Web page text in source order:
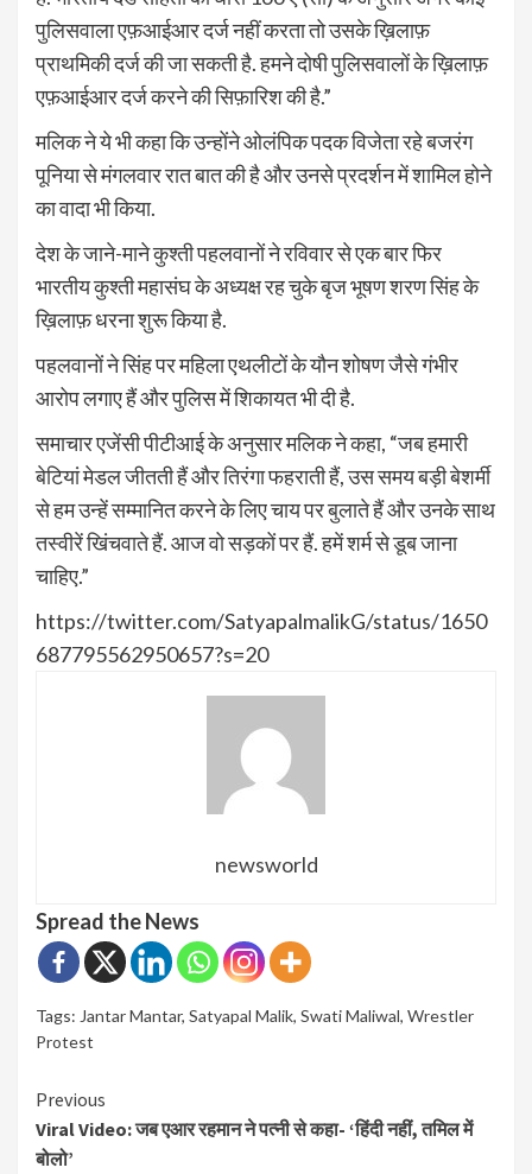
पुलिसवाला एफ़आईआर दर्ज नहीं करता तो उसके ख़िलाफ़
प्राथमिकी दर्ज की जा सकती है. हमने दोषी पुलिसवालों के ख़िलाफ़
एफ़आईआर दर्ज करने की सिफ़ारिश की है.”
मलिक ने ये भी कहा कि उन्होंने ओलंपिक पदक विजेता रहे बजरंग
पूनिया से मंगलवार रात बात की है और उनसे प्रदर्शन में शामिल होने
का वादा भी किया.
देश के जाने-माने कुश्ती पहलवानों ने रविवार से एक बार फिर
भारतीय कुश्ती महासंघ के अध्यक्ष रह चुके बृज भूषण शरण सिंह के
ख़िलाफ़ धरना शुरू किया है.
पहलवानों ने सिंह पर महिला एथलीटों के यौन शोषण जैसे गंभीर
आरोप लगाए हैं और पुलिस में शिकायत भी दी है.
समाचार एजेंसी पीटीआई के अनुसार मलिक ने कहा, “जब हमारी
बेटियां मेडल जीतती हैं और तिरंगा फहराती हैं, उस समय बड़ी बेशर्मी
से हम उन्हें सम्मानित करने के लिए चाय पर बुलाते हैं और उनके साथ
तस्वीरें खिंचवाते हैं. आज वो सड़कों पर हैं. हमें शर्म से डूब जाना
चाहिए.”
https://twitter.com/SatyapalmalikG/status/1650
687795562950657?s=20
newsworld
Spread the News
Tags: Jantar Mantar, Satyapal Malik, Swati Maliwal, Wrestler
Protest
Continue
Reading
Previous
Viral Video: जब एआर रहमान ने पत्नी से कहा- ‘हिंदी नहीं, तमिल में
बोलो’